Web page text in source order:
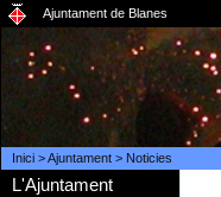
Ajuntament de Blanes
Inici>Ajuntament> Noticies
L'Ajuntament